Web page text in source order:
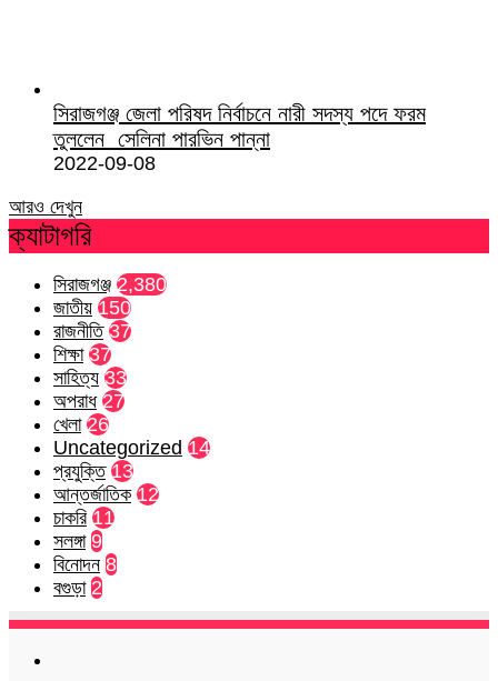
সিরাজগঞ্জ জেলা পরিষদ নির্বাচনে নারী সদস্য পদে ফরম
তুললেন সেলিনা পারভিন পান্না
2022-09-08
আরও দেখুন
ক্যাটাগরি
সিরাজগঞ্জ 2,380
জাতীয় 150
রাজনীতি 37
শিক্ষা 37
সাহিত্য 33
অপরাধ 27
খেলা 26
Uncategorized 14
প্রযুক্তি 13
আন্তর্জাতিক 12
চাকরি 11
সলঙ্গা 9
বিনোদন 8
বগুড়া 2